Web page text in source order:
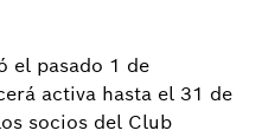
el pasado 1 de
activa hasta el 31 de
socios del Club